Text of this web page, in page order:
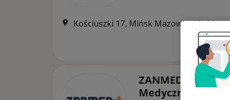
Kościuszki 17, Mińsk Mazowiecki•Mapa
ZANMED Centrum
Medyczne